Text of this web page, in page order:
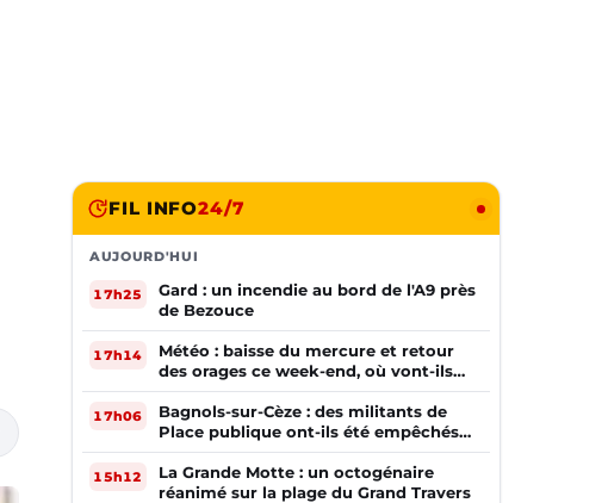
FIL INFO24/7
AUJOURD'HUI
17h25
Gard : un incendie au bord de l'A9 près
de Bezouce
17h14
Météo : baisse du mercure et retour
des orages ce week-end, où vont-ils
frapper ?
17h06
Bagnols-sur-Cèze : des militants de
Place publique ont-ils été empêchés
de tracter par la mairie ?
15h12
La Grande Motte : un octogénaire
réanimé sur la plage du Grand Travers